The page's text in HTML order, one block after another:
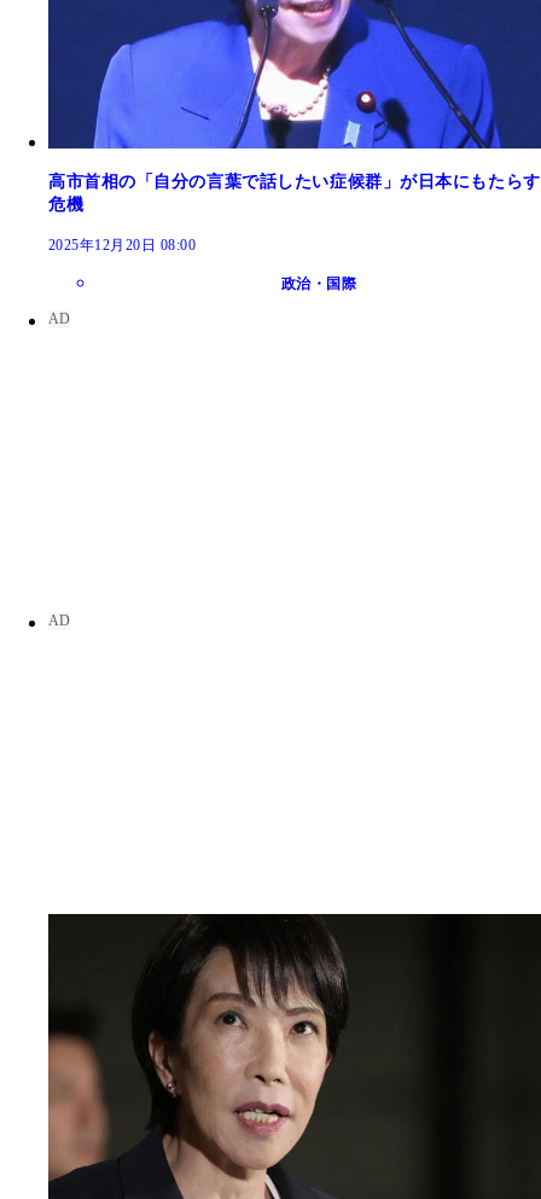
高市首相の「自分の言葉で話したい症候群」が日本にもたらす
危機
2025年12月20日 08:00
政治・国際